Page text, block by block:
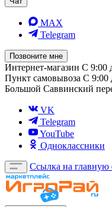
MAX
Telegram
Позвоните мне
Интернет-магазин С 9:00
Пункт самовывоза С 9:00
Большой Саввинский
VK
Telegram
YouTube
Одноклассники
Ссылка на главную